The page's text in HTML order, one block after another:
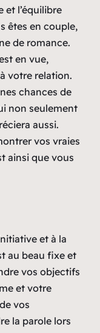
et l’équilibre
êtes en couple,
de romance.
en vue,
votre relation.
chances de
non seulement
aussi.
vos vraies
ainsi que vous
et à la
au beau fixe et
vos objectifs
et votre
vos
la parole lors